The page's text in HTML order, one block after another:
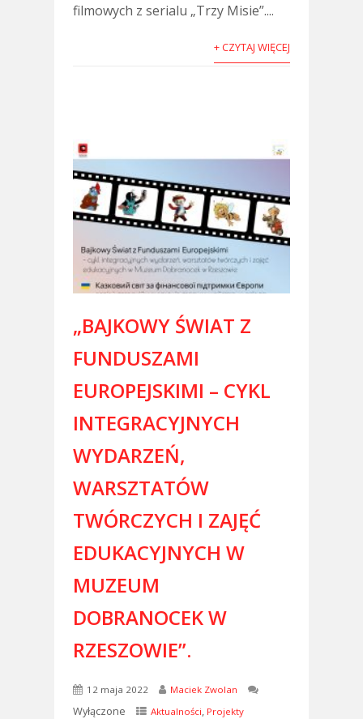
filmowych z serialu „Trzy Misie”....
+ CZYTAJ WIĘCEJ
„BAJKOWY ŚWIAT Z
FUNDUSZAMI
EUROPEJSKIMI – CYKL
INTEGRACYJNYCH
WYDARZEŃ,
WARSZTATÓW
TWÓRCZYCH I ZAJĘĆ
EDUKACYJNYCH W
MUZEUM
DOBRANOCEK W
RZESZOWIE”.
12 maja 2022 Maciek Zwolan
Wyłączone Aktualności Projekty